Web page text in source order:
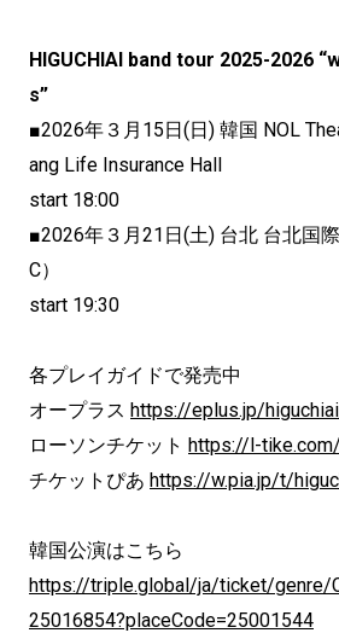
HIGUCHIAI band tour 2025-2026
s”
■2026年３月15日(日) 韓国 NOL
ang Life Insurance Hall
start 18:00
■2026年３月21日(土) 台北 台北国
C）
start 19:30
各プレイガイドで発売中
オープラス https://eplus.jp/
ローソンチケット https://l-
チケットぴあ https://w.pia.jp/t/
韓国公演はこちら
https://triple.global/ja/ticket/genre/
25016854?placeCode=25001544